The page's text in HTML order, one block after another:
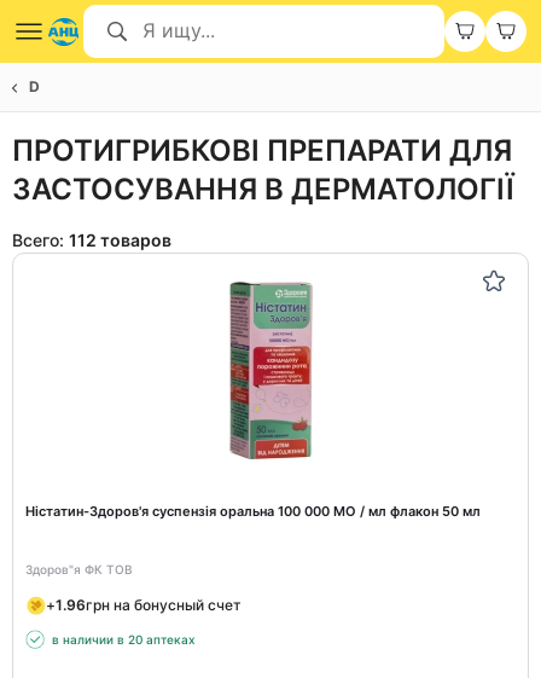
D
ПРОТИГРИБКОВІ ПРЕПАРАТИ ДЛЯ
ЗАСТОСУВАННЯ В ДЕРМАТОЛОГІЇ
Всего: 112 товаров
Ністатин-Здоров'я суспензія оральна 100 000 МО / мл флакон 50 мл
Здоров"я ФК ТОВ
+1.96грн на бонусный счет
в наличии в 20 аптеках